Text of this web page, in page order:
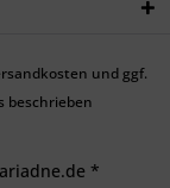
und ggf.
beschrieben
*